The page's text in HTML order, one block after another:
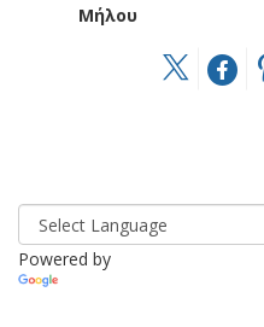
Μήλου
Powered by